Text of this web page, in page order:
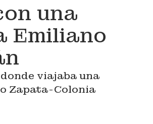
una
Emiliano
viajaba una
Zapata-Colonia